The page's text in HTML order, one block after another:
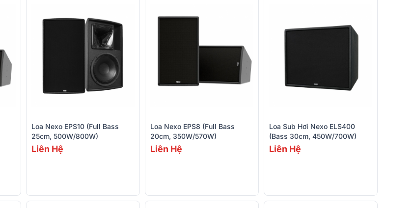
Loa Nexo EPS10 (Full Bass
25cm, 500W/800W)
Liên Hệ
Loa Nexo EPS8 (Full Bass
20cm, 350W/570W)
Liên Hệ
Loa Sub Hơi Nexo ELS400
(Bass 30cm, 450W/700W)
Liên Hệ